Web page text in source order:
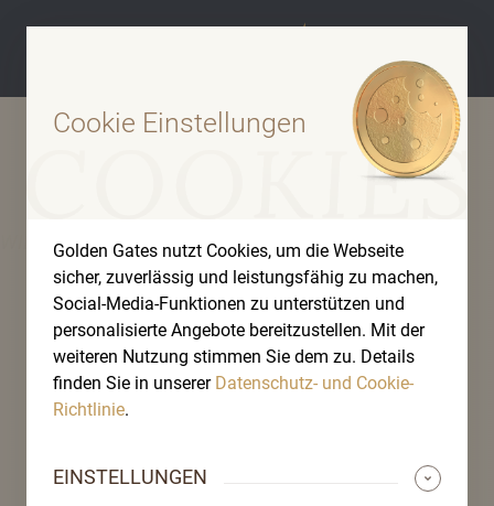
Cookie Einstellungen
Golden Gates nutzt Cookies, um die Webseite
sicher, zuverlässig und leistungsfähig zu machen,
Social-Media-Funktionen zu unterstützen und
personalisierte Angebote bereitzustellen. Mit der
weiteren Nutzung stimmen Sie dem zu. Details
finden Sie in unserer Datenschutz- und Cookie-
Richtlinie.
EINSTELLUNGEN
WIENER PHILHARMONIKER